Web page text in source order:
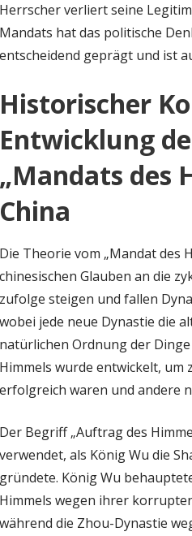
Herrscher verliert seine
Mandats hat das politische
entscheidend geprägt und ist
Historischer
Entwicklung
„Mandats des
China
Die Theorie vom „Mandat des
chinesischen Glauben an die
zufolge steigen und fallen
wobei jede neue Dynastie die
natürlichen Ordnung der
Himmels wurde entwickelt,
erfolgreich waren und andere
Der Begriff „Auftrag des
verwendet, als König Wu die
gründete. König Wu
Himmels wegen ihrer
während die Zhou-Dynastie